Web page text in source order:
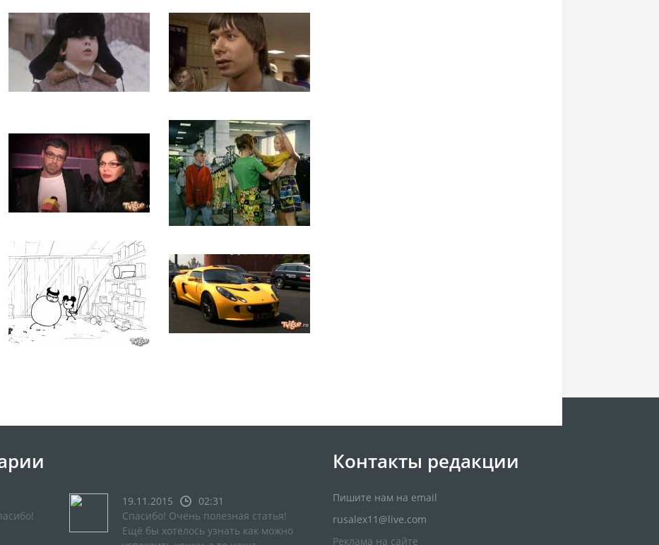
19.11.2015
02:31
Спасибо! Очень полезная статья!
Ещё бы хотелось узнать как можно
Контакты редакции
Пишите нам на email
rusalex11@live.com
Реклама на сайте